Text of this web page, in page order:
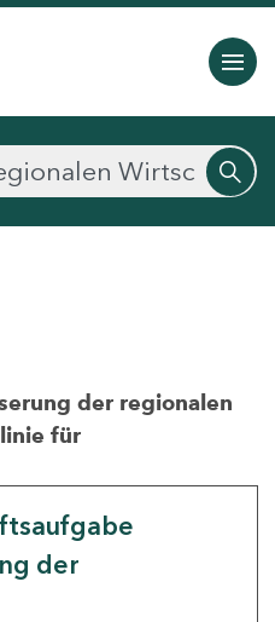
der regionalen
für
der